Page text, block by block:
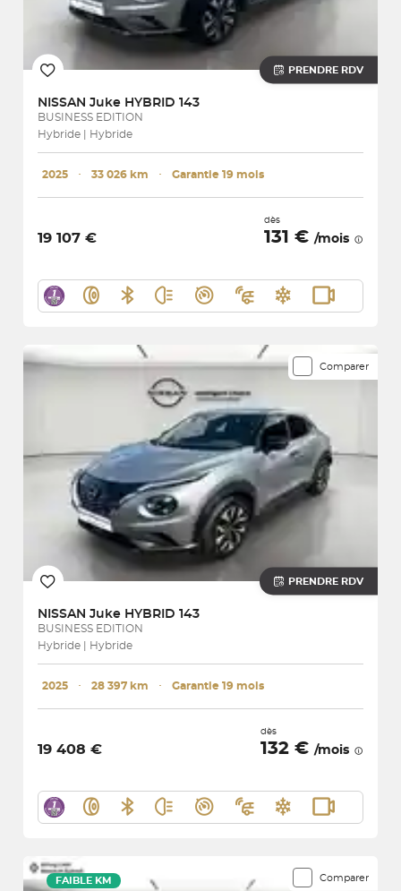
PRENDRE RDV
NISSAN Juke HYBRID 143
BUSINESS EDITION
Hybride | Hybride
2025 ･ 33 026 km ･ Garantie 19 mois
19 107 €
dès
131 € /mois
Comparer
PRENDRE RDV
NISSAN Juke HYBRID 143
BUSINESS EDITION
Hybride | Hybride
2025 ･ 28 397 km ･ Garantie 19 mois
19 408 €
dès
132 € /mois
Comparer
FAIBLE KM